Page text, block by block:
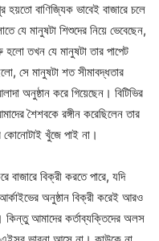
বাণিজ্যিক ভাবেই বাজারে চলে
যে মানুষটা শিশুদের নিয়ে ভেবেছেন,
হলো তখন যে মানুষটা তার পাপেট
সে মানুষটা শত সীমাবদ্ধতার
অনুষ্ঠান করে গিয়েছেন। বিটিভির
শৈশবকে রঙ্গীন করেছিলেন তার
কোনোটাই খুঁজে পাই না।
বাজারে বিক্রী করতে পারে, যদি
অনুষ্ঠান বিক্রী করেই আরও
কিন্তু আমাদের কর্তাব্যক্তিদের অলস